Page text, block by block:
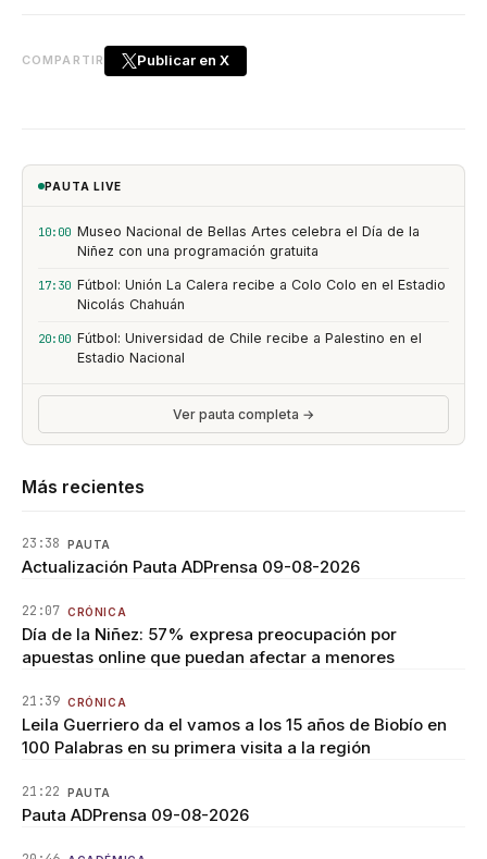
COMPARTIR Publicar en X
PAUTA LIVE
10:00 Museo Nacional de Bellas Artes celebra el Día de la
Niñez con una programación gratuita
17:30 Fútbol: Unión La Calera recibe a Colo Colo en el Estadio
Nicolás Chahuán
20:00 Fútbol: Universidad de Chile recibe a Palestino en el
Estadio Nacional
Ver pauta completa →
Más recientes
23:38 PAUTA
Actualización Pauta ADPrensa 09-08-2026
22:07 CRÓNICA
Día de la Niñez: 57% expresa preocupación por
apuestas online que puedan afectar a menores
21:39 CRÓNICA
Leila Guerriero da el vamos a los 15 años de Biobío en
100 Palabras en su primera visita a la región
21:22 PAUTA
Pauta ADPrensa 09-08-2026